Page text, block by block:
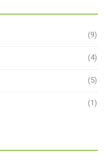
(9)
(4)
(5)
(1)